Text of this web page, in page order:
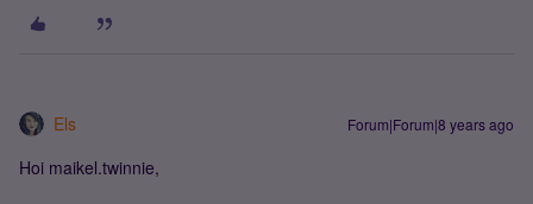
Els Forum|Forum|8 years ago
Hoi maikel.twinnie,